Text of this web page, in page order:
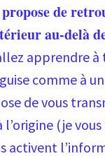
propose de
au-delà
apprendre à
comme à
de vous
(je
activent